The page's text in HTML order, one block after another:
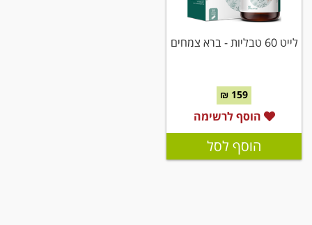
לייט 60 טבליות - ברא צמחים
159 ₪
הוסף לרשימה
הוסף לסל